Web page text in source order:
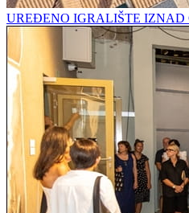
UREĐENO IGRALIŠTE IZNAD